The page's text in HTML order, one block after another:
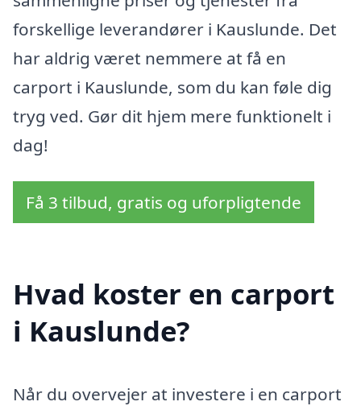
forskellige leverandører i Kauslunde. Det
har aldrig været nemmere at få en
carport i Kauslunde, som du kan føle dig
tryg ved. Gør dit hjem mere funktionelt i
dag!
Få 3 tilbud, gratis og uforpligtende
Hvad koster en carport
i Kauslunde?
Når du overvejer at investere i en carport